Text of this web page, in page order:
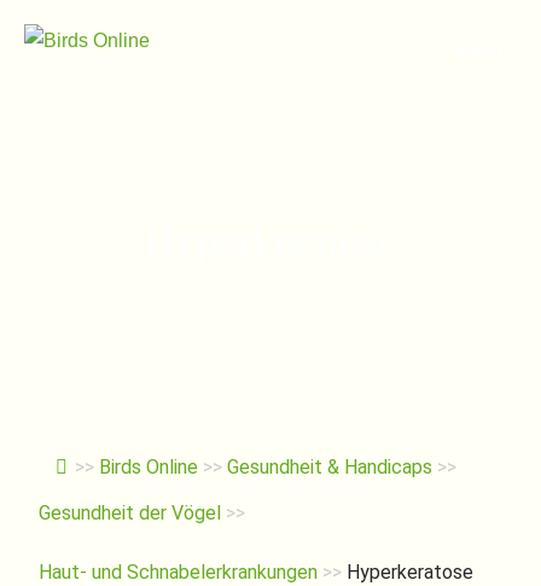
zum
>> Birds Online >> Gesundheit & Handicaps >>
Gesundheit der Vögel >>
Haut- und Schnabelerkrankungen >> Hyperkeratose